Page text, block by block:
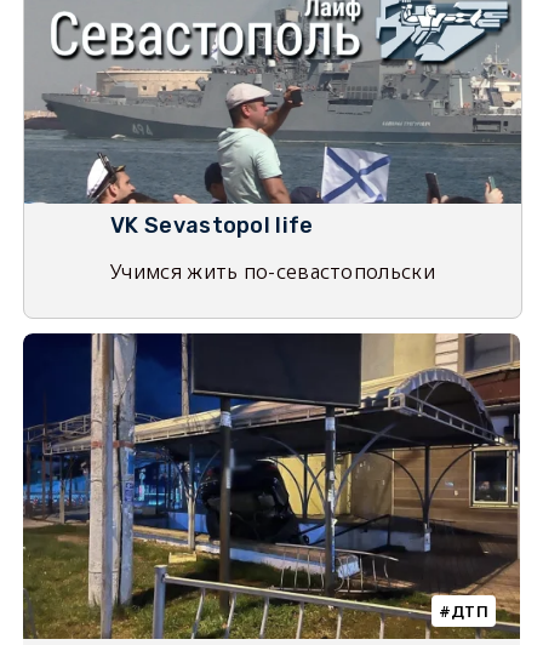
VK Sevastopol life
Учимся жить по-севастопольски
ДТП